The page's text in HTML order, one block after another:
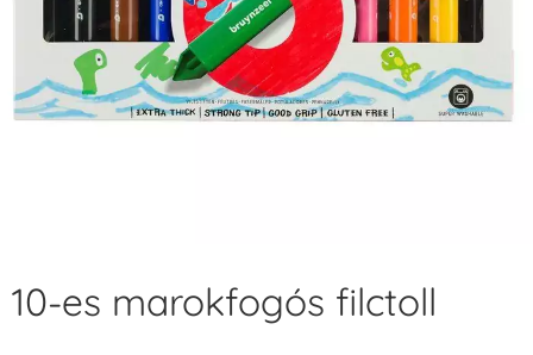
10-es marokfogós filctoll